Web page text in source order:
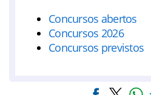
Concursos abertos
Concursos 2026
Concursos previstos